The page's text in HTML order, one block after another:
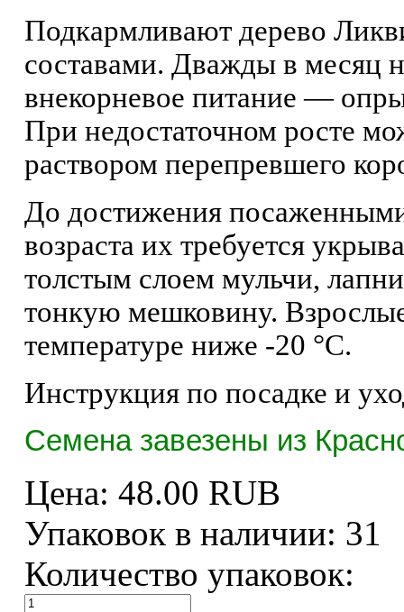
Подкармливают дерево
составами. Дважды в месяц
внекорневое питание —
При недостаточном росте
раствором перепревшего
До достижения
возраста их требуется
толстым слоем мульчи,
тонкую мешковину.
температуре ниже -20 °C.
Инструкция по посадке и
Семена завезены из
Цена: 48.00 RUB
Упаковок в наличии: 31
Количество упаковок: